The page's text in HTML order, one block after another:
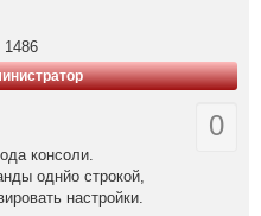
0
консоли.
однйо строкой,
настройки.